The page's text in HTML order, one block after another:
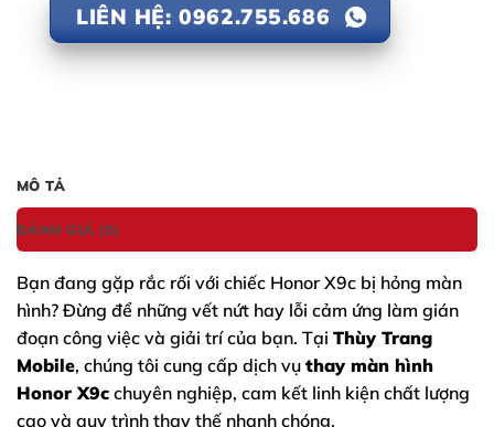
LIÊN HỆ: 0962.755.686
MÔ TẢ
ĐÁNH GIÁ (0)
Bạn đang gặp rắc rối với chiếc Honor X9c bị hỏng màn
hình? Đừng để những vết nứt hay lỗi cảm ứng làm gián
đoạn công việc và giải trí của bạn. Tại Thùy Trang
Mobile, chúng tôi cung cấp dịch vụ thay màn hình
Honor X9c chuyên nghiệp, cam kết linh kiện chất lượng
cao và quy trình thay thế nhanh chóng.